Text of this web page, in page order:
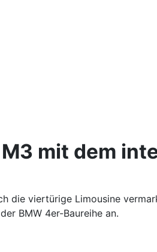
mit dem
die viertürige Limousine
BMW 4er-Baureihe an.